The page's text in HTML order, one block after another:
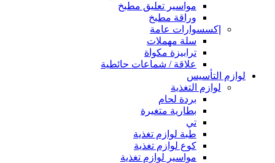
مواسير تعليق مطبخ
وراقة مطبخ
إكسسوارات عامة
سلة مهملات
ترابيزة مكواة
علاقة / شماعات حائطية
لوازم التأسيس
لوازم التغذية
بردة لحام
بطارية متغيرة
تي
طبة لوازم تغذية
كوع لوازم تغذية
مواسير لوازم تغذية